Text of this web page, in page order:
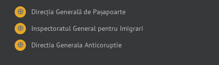
Direcția Generală de Pașapoarte
Inspectoratul General pentru Imigrari
Directia Generala Anticoruptie